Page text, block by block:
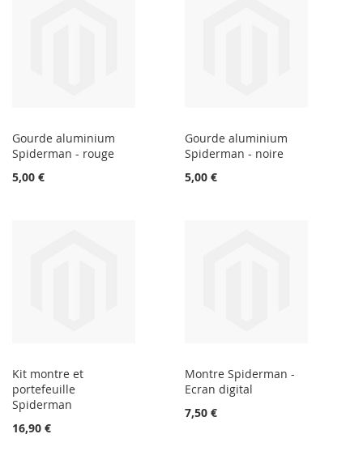
Gourde aluminium
Spiderman - rouge
5,00 €
Gourde aluminium
Spiderman - noire
5,00 €
Kit montre et
portefeuille
Spiderman
16,90 €
Montre Spiderman -
Ecran digital
7,50 €